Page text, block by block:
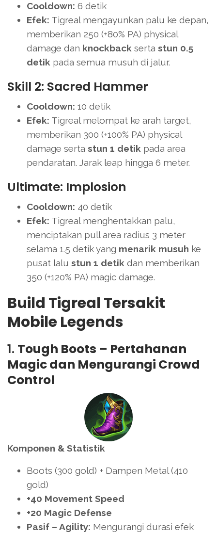
Cooldown: 6 detik
Efek: Tigreal mengayunkan palu ke depan,
memberikan 250 (+80% PA) physical
damage dan knockback serta stun 0.5
detik pada semua musuh di jalur.
Skill 2: Sacred Hammer
Cooldown: 10 detik
Efek: Tigreal melompat ke arah target,
memberikan 300 (+100% PA) physical
damage serta stun 1 detik pada area
pendaratan. Jarak leap hingga 6 meter.
Ultimate: Implosion
Cooldown: 40 detik
Efek: Tigreal menghentakkan palu,
menciptakan pull area radius 3 meter
selama 1.5 detik yang menarik musuh ke
pusat lalu stun 1 detik dan memberikan
350 (+120% PA) magic damage.
Build Tigreal Tersakit
Mobile Legends
1. Tough Boots – Pertahanan
Magic dan Mengurangi Crowd
Control
Komponen & Statistik
Boots (300 gold) + Dampen Metal (410
gold)
+40 Movement Speed
+20 Magic Defense
Pasif – Agility: Mengurangi durasi efek